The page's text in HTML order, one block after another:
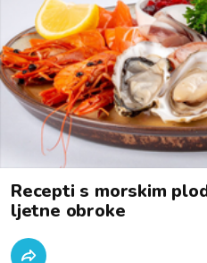
Recepti s morskim
ljetne obroke